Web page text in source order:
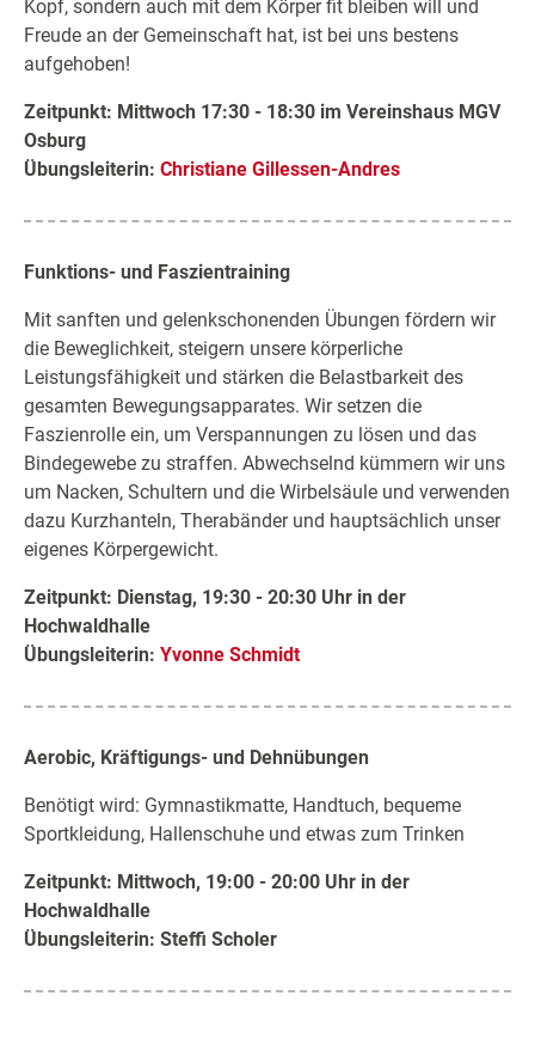
Kopf, sondern auch mit dem Körper fit bleiben will und
Freude an der Gemeinschaft hat, ist bei uns bestens
aufgehoben!
Zeitpunkt: Mittwoch 17:30 - 18:30 im Vereinshaus MGV
Osburg
Übungsleiterin: Christiane Gillessen-Andres
Funktions- und Faszientraining
Mit sanften und gelenkschonenden Übungen fördern wir
die Beweglichkeit, steigern unsere körperliche
Leistungsfähigkeit und stärken die Belastbarkeit des
gesamten Bewegungsapparates. Wir setzen die
Faszienrolle ein, um Verspannungen zu lösen und das
Bindegewebe zu straffen. Abwechselnd kümmern wir uns
um Nacken, Schultern und die Wirbelsäule und verwenden
dazu Kurzhanteln, Therabänder und hauptsächlich unser
eigenes Körpergewicht.
Zeitpunkt: Dienstag, 19:30 - 20:30 Uhr in der
Hochwaldhalle
Übungsleiterin: Yvonne Schmidt
Aerobic, Kräftigungs- und Dehnübungen
Benötigt wird: Gymnastikmatte, Handtuch, bequeme
Sportkleidung, Hallenschuhe und etwas zum Trinken
Zeitpunkt: Mittwoch, 19:00 - 20:00 Uhr in der
Hochwaldhalle
Übungsleiterin: Steffi Scholer